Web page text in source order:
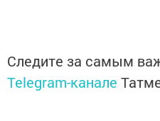
Следите за самым
Telegram-канале